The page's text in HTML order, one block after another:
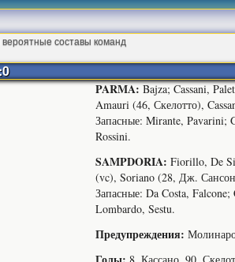
составы команд
PARMA:Bajza; Cassani,
Amauri (46, Скелотто),
Запасные: Mirante, Pavarini;
Rossini.
SAMPDORIA:Fiorillo, De
(vc), Soriano (28, Дж.
Запасные: Da Costa,
Lombardo, Sestu.
Предупреждения: